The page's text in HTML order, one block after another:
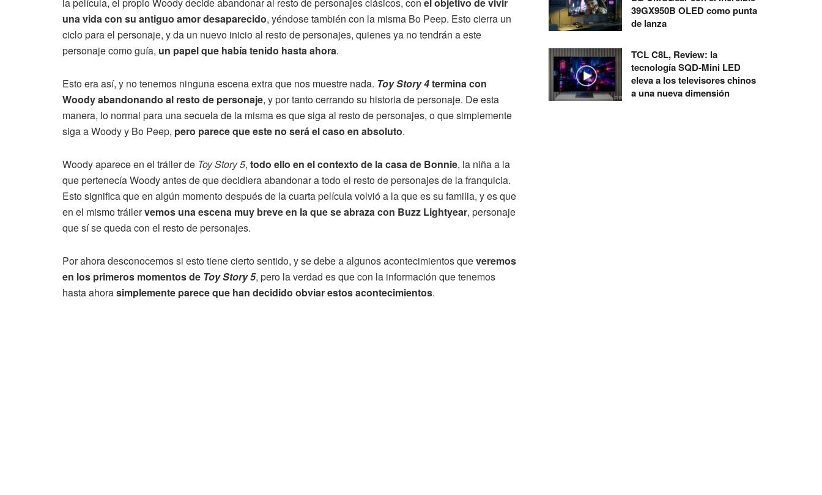
la película, el propio Woody decide abandonar al resto de personajes clásicos, con el objetivo de vivir
una vida con su antiguo amor desaparecido, yéndose también con la misma Bo Peep. Esto cierra un
ciclo para el personaje, y da un nuevo inicio al resto de personajes, quienes ya no tendrán a este
personaje como guía, un papel que había tenido hasta ahora.
Esto era así, y no tenemos ninguna escena extra que nos muestre nada. Toy Story 4termina con
Woody abandonando al resto de personaje, y por tanto cerrando su historia de personaje. De esta
manera, lo normal para una secuela de la misma es que siga al resto de personajes, o que simplemente
siga a Woody y Bo Peep, pero parece que este no será el caso en absoluto.
Woody aparece en el tráiler de Toy Story 5, todo ello en el contexto de la casa de Bonnie, la niña a la
que pertenecía Woody antes de que decidiera abandonar a todo el resto de personajes de la franquicia.
Esto significa que en algún momento después de la cuarta película volvió a la que es su familia, y es que
en el mismo tráilervemos una escena muy breve en la que se abraza con Buzz Lightyear, personaje
que sí se queda con el resto de personajes.
Por ahora desconocemos si esto tiene cierto sentido, y se debe a algunos acontecimientos queveremos
en los primeros momentos de Toy Story 5, pero la verdad es que con la información que tenemos
hasta ahorasimplemente parece que han decidido obviar estos acontecimientos.
39GX950B OLED como punta
de lanza
TCL C8L, Review: la
tecnología SQD-Mini LED
eleva a los televisores chinos
a una nueva dimensión